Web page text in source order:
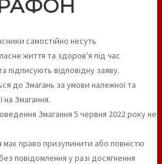
самостійно несуть
життя та здоров'я під час
підписують відповідну заяву.
до Змагань за умови належної та
на Змагання.
Змагання 5 червня 2022 року не
має право призупинити або повністю
повідомлення у разі досягнення